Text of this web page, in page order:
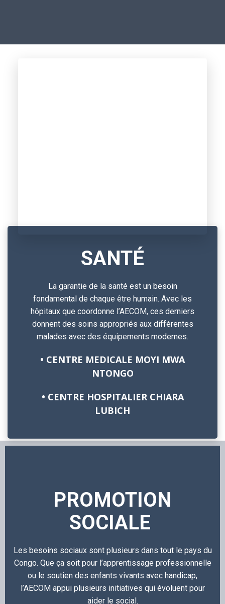
SANTÉ
La garantie de la santé est un besoin
fondamental de chaque être humain. Avec les
hôpitaux que coordonne l’AECOM, ces derniers
donnent des soins appropriés aux différentes
malades avec des équipements modernes.
• CENTRE MEDICALE MOYI MWA
NTONGO
• CENTRE HOSPITALIER CHIARA
LUBICH
PROMOTION
SOCIALE
Les besoins sociaux sont plusieurs dans tout le pays du
Congo. Que ça soit pour l’apprentissage professionnelle
ou le soutien des enfants vivants avec handicap,
l’AECOM appui plusieurs initiatives qui évoluent pour
aider le social.